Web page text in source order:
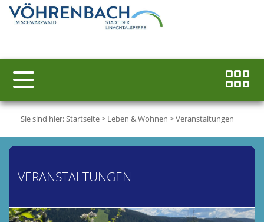
Sie sind hier:Startseite> Leben & Wohnen >Veranstaltungen
VERANSTALTUNGEN